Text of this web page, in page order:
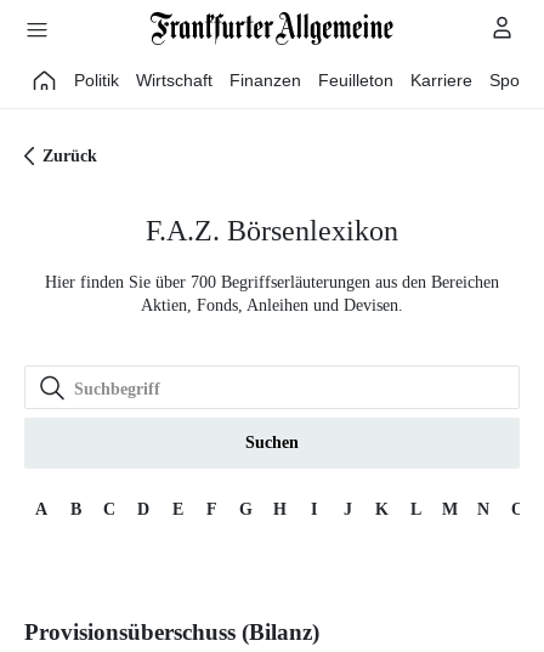
Direkt zum Hauptinhalt
Politik Wirtschaft Finanzen Feuilleton Karriere Sport
Zurück
F.A.Z. Börsenlexikon
Hier finden Sie über 700 Begriffserläuterungen aus den Bereichen
Aktien, Fonds, Anleihen und Devisen.
Suchen
A B C D E F G H I J K L M N O
Provisionsüberschuss (Bilanz)